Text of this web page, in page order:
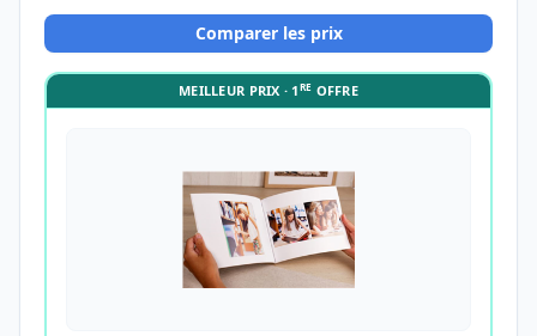
Comparer les prix
MEILLEUR PRIX · 1RE OFFRE